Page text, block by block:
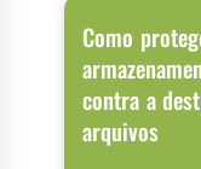
Como
contra a
arquivos